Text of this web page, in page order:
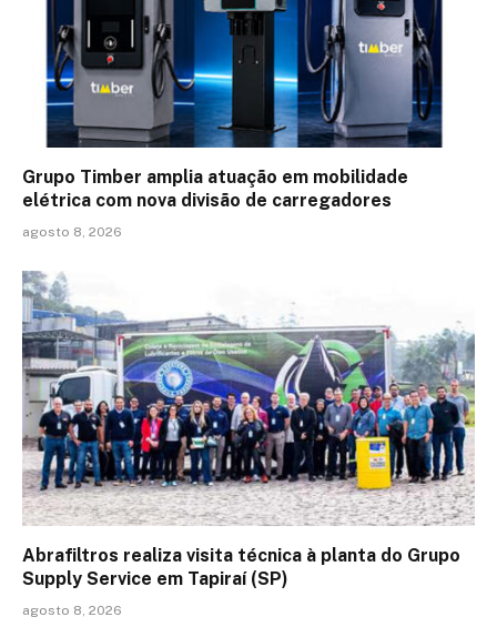
Grupo Timber amplia atuação em mobilidade
elétrica com nova divisão de carregadores
agosto 8, 2026
Abrafiltros realiza visita técnica à planta do Grupo
Supply Service em Tapiraí (SP)
agosto 8, 2026